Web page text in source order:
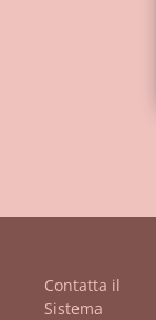
Contatta il
Sistema